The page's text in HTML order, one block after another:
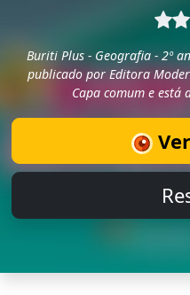
Buriti Plus - Geografia - 2º
publicado por Editora
Capa comum e está